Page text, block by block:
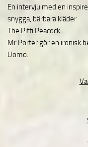
En intervju med en
snygga, bärbara kläder
The Pitti Peacock
Mr Porter gör en ironisk
Uomo.